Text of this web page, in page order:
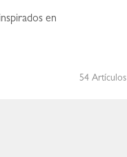
en
54 Artículos